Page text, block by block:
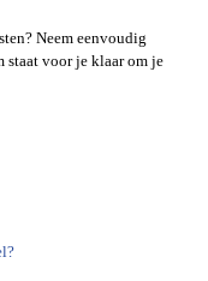
Neem eenvoudig
staat voor je klaar om je